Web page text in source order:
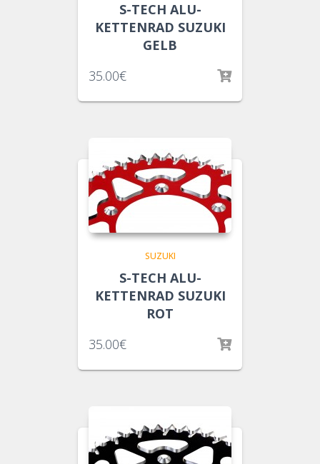
S-TECH ALU-
KETTENRAD SUZUKI
GELB
35.00€
SUZUKI
S-TECH ALU-
KETTENRAD SUZUKI
ROT
35.00€